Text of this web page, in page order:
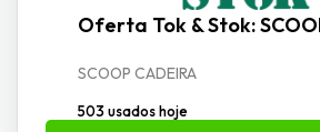
Oferta Tok & Stok:
SCOOP CADEIRA
503 usados hoje